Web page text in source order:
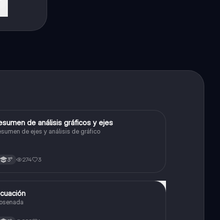
Matemáticasde análisis gráficos y ejes
de ejes y análisis de gráfico
3° 274 3
Matemáticas